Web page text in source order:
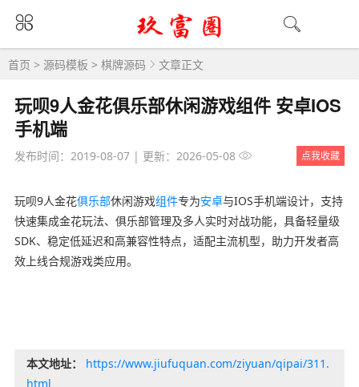
首页 > 源码模板 > 棋牌源码 文章正文
玩呗9人金花俱乐部休闲游戏组件 安卓IOS
手机端
发布时间：2019-08-07| 更新：2026-05-08 点我收藏
玩呗9人金花俱乐部休闲游戏组件专为安卓与IOS手机端设计，支持
快速集成金花玩法、俱乐部管理及多人实时对战功能，具备轻量级
SDK、稳定低延迟和高兼容性特点，适配主流机型，助力开发者高
效上线合规游戏类应用。
本文地址：
https://www.jiufuquan.com/ziyuan/qipai/311.
html